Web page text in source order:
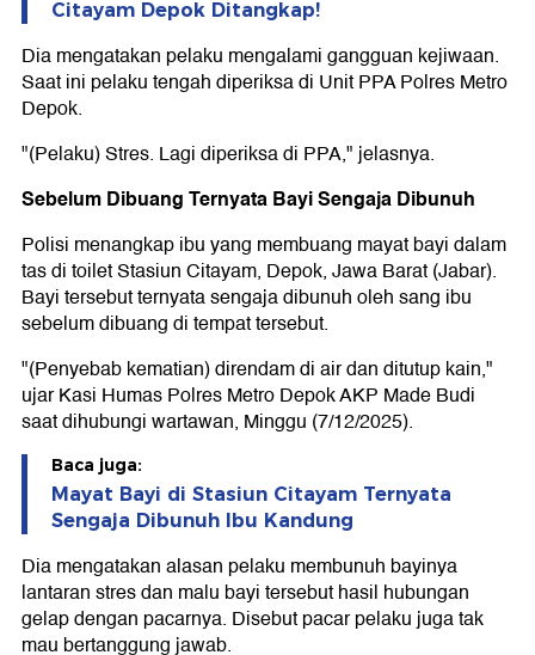
Citayam Depok Ditangkap!
Dia mengatakan pelaku mengalami gangguan kejiwaan.
Saat ini pelaku tengah diperiksa di Unit PPA Polres Metro
Depok.
"(Pelaku) Stres. Lagi diperiksa di PPA," jelasnya.
Sebelum Dibuang Ternyata Bayi Sengaja Dibunuh
Polisi menangkap ibu yang membuang mayat bayi dalam
tas di toilet Stasiun Citayam, Depok, Jawa Barat (Jabar).
Bayi tersebut ternyata sengaja dibunuh oleh sang ibu
sebelum dibuang di tempat tersebut.
"(Penyebab kematian) direndam di air dan ditutup kain,"
ujar Kasi Humas Polres Metro Depok AKP Made Budi
saat dihubungi wartawan, Minggu (7/12/2025).
Baca juga:
Mayat Bayi di Stasiun Citayam Ternyata
Sengaja Dibunuh Ibu Kandung
Dia mengatakan alasan pelaku membunuh bayinya
lantaran stres dan malu bayi tersebut hasil hubungan
gelap dengan pacarnya. Disebut pacar pelaku juga tak
mau bertanggung jawab.